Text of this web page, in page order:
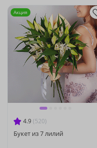
4.9 (520)
Букет из 7 лилий
Акция